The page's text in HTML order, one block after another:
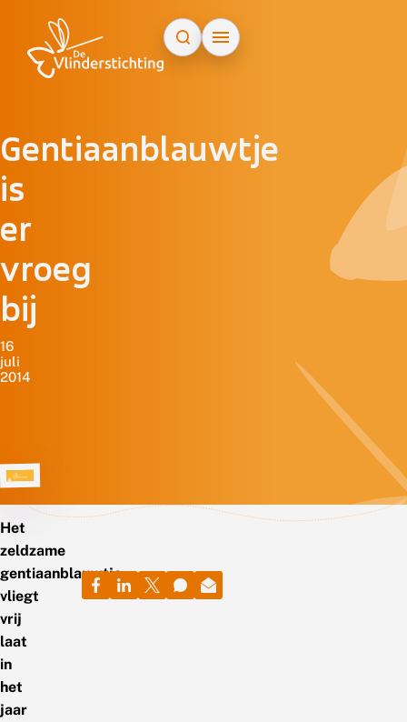
Gentiaanblauwtje
is
er
vroeg
bij
16
juli
2014
Het
zeldzame
gentiaanblauwtje
vliegt
vrij
laat
in
het
jaar